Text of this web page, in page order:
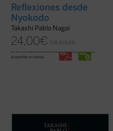
Reflexiones desde
Nyokodo
Takashi Pablo Nagai
24,00€ IVA incluido
disponible en ebook:
de Takashi Nagai, en la que el autor recorre